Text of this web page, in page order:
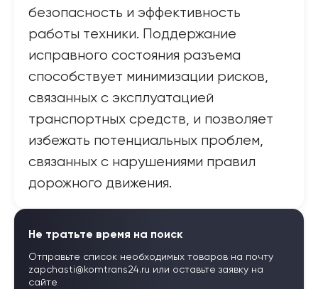
безопасность и эффективность
работы техники. Поддержание
исправного состояния разъема
способствует минимизации рисков,
связанных с эксплуатацией
транспортных средств, и позволяет
избежать потенциальных проблем,
связанных с нарушениями правил
дорожного движения.
Не тратьте время на поиск
Отправьте список необходимых товаров на почту
zapchasti@komtrans24.ru или оставьте заявку на
сайте